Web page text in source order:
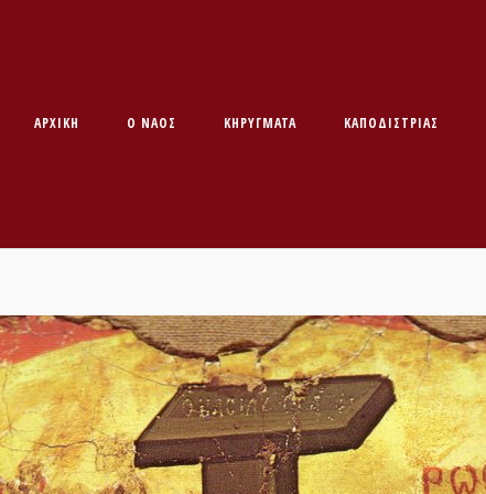
ΑΡΧΙΚΉ O ΝΑΌΣ ΚΗΡΥΓΜΑΤΑ ΚΑΠΟΔΊΣΤΡΙΑΣ